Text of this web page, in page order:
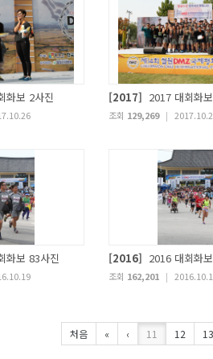
화보 2사진 [2017] 2017 대회화
조회 129,269 |
화보 83사진 [2016] 2016 대회화
조회 162,201 |
처음 « ‹ 11 12 13